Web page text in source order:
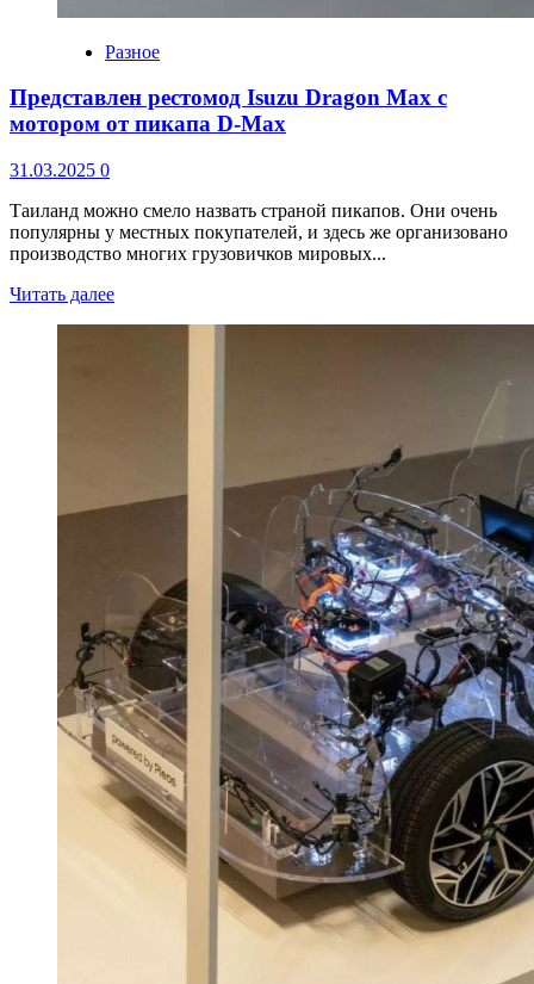
Разное
Представлен рестомод Isuzu Dragon Max с
мотором от пикапа D-Max
31.03.2025 0
Таиланд можно смело назвать страной пикапов. Они очень
популярны у местных покупателей, и здесь же организовано
производство многих грузовичков мировых...
Читать далее